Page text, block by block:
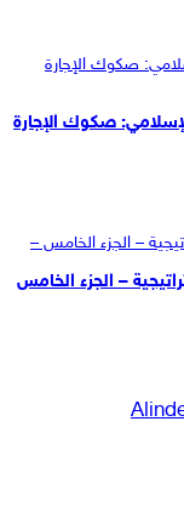
صكوك الإجارة
– الجزء الخامس